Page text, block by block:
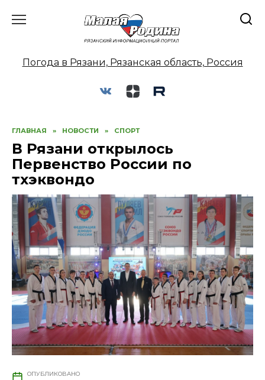
Погода в Рязани, Рязанская область, Россия
ГЛАВНАЯ » НОВОСТИ » СПОРТ
В Рязани открылось
Первенство России по
тхэквондо
ОПУБЛИКОВАНО